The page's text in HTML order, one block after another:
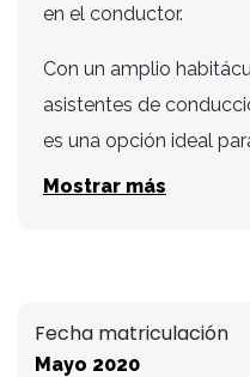
en el conductor.
Con un amplio
asistentes de
es una opción ideal
Mostrar más
Fecha matriculación
Mayo 2020